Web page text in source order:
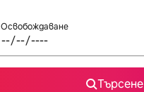
Освобождаване
Търсене